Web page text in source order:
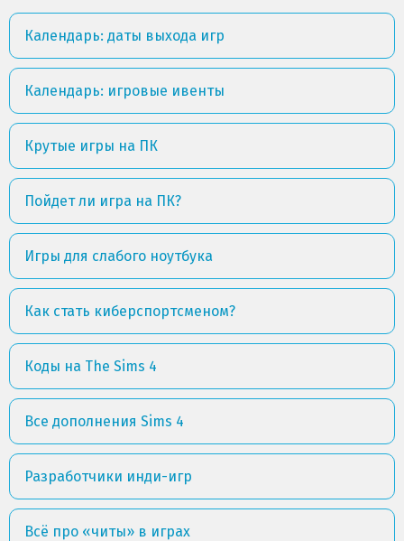
Календарь: даты выхода игр
Календарь: игровые ивенты
Крутые игры на ПК
Пойдет ли игра на ПК?
Игры для слабого ноутбука
Как стать киберспортсменом?
Коды на The Sims 4
Все дополнения Sims 4
Разработчики инди-игр
Всё про «читы» в играх